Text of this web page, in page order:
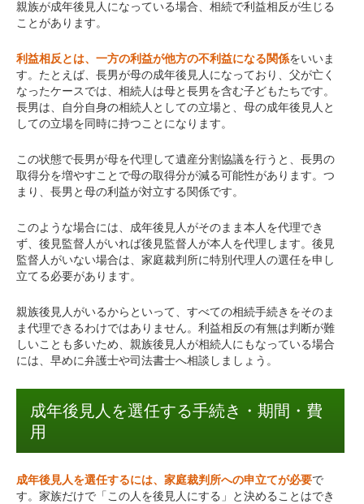
親族が成年後見人になっている場合、相続で利益相反が生じる
ことがあります。
利益相反とは、一方の利益が他方の不利益になる関係をいいま
す。たとえば、長男が母の成年後見人になっており、父が亡く
なったケースでは、相続人は母と長男を含む子どもたちです。
長男は、自分自身の相続人としての立場と、母の成年後見人と
しての立場を同時に持つことになります。
この状態で長男が母を代理して遺産分割協議を行うと、長男の
取得分を増やすことで母の取得分が減る可能性があります。つ
まり、長男と母の利益が対立する関係です。
このような場合には、成年後見人がそのまま本人を代理でき
ず、後見監督人がいれば後見監督人が本人を代理します。後見
監督人がいない場合は、家庭裁判所に特別代理人の選任を申し
立てる必要があります。
親族後見人がいるからといって、すべての相続手続きをそのま
ま代理できるわけではありません。利益相反の有無は判断が難
しいことも多いため、親族後見人が相続人にもなっている場合
には、早めに弁護士や司法書士へ相談しましょう。
成年後見人を選任する手続き・期間・費
用
成年後見人を選任するには、家庭裁判所への申立てが必要で
す。家族だけで「この人を後見人にする」と決めることはでき